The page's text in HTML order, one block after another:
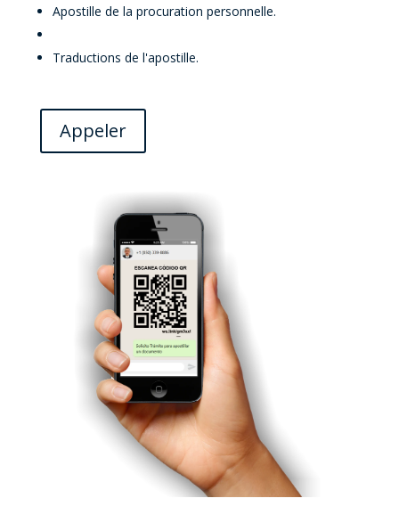
Apostille de la procuration personnelle.
Traductions de l'apostille.
Appeler